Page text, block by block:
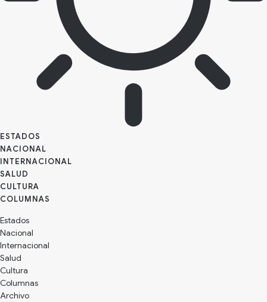
ESTADOS
NACIONAL
INTERNACIONAL
SALUD
CULTURA
Estados
Nacional
Internacional
Salud
Cultura
Archivo